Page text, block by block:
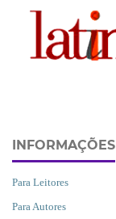
INFORMAÇÕES
Para Leitores
Para Autores